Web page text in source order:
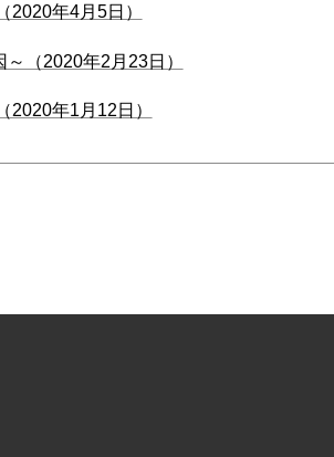
年4月5日）
（2020年2月23日）
年1月12日）